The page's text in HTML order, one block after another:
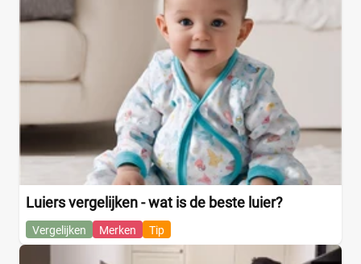
Luiers vergelijken - wat is de beste luier?
Vergelijken Merken Tip